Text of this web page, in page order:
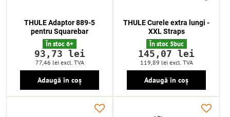
THULE Adaptor 889-5
pentru Squarebar
În stoc 6+
93,73 lei
77,46 lei excl. TVA
Adaugă în coș
THULE Curele extra lungi -
XXL Straps
În stoc 5buc
145,07 lei
119,89 lei excl. TVA
Adaugă în coș